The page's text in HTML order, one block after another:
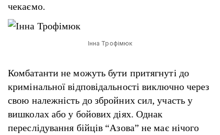
чекаємо.
Інна Трофімюк
Комбатанти не можуть бути притягнуті до
кримінальної відповідальності виключно через
свою належність до збройних сил, участь у
вишколах або у бойових діях. Однак
переслідування бійців “Азова” не має нічого